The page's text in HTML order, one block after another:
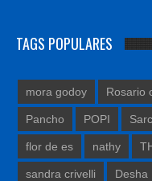
TAGS POPULARES
mora godoy Rosario
Pancho POPI
flor de es nathy
sandra crivelli Desha